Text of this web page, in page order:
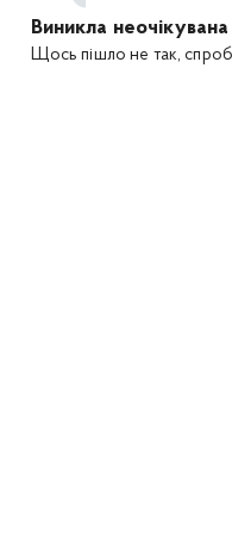
Виникла
Щось пішло не так,